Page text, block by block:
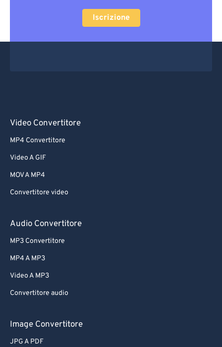
Iscrizione
Video Convertitore
MP4 Convertitore
Video A GIF
MOV A MP4
Convertitore video
Audio Convertitore
MP3 Convertitore
MP4 A MP3
Video A MP3
Convertitore audio
Image Convertitore
JPG A PDF